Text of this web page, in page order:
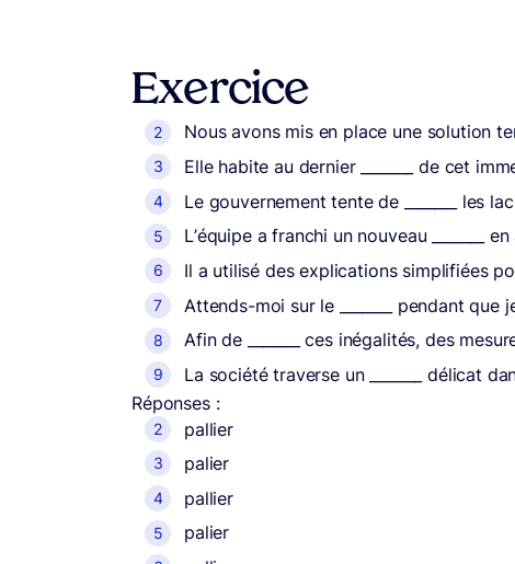
Exercice
Nous avons mis en place une solution
Elle habite au dernier _______ de cet
Le gouvernement tente de _______ les
L’équipe a franchi un nouveau _______
Il a utilisé des explications simplifiées
Attends-moi sur le _______ pendant que
Afin de _______ ces inégalités, des
La société traverse un _______ délicat
Réponses :
pallier
palier
pallier
palier